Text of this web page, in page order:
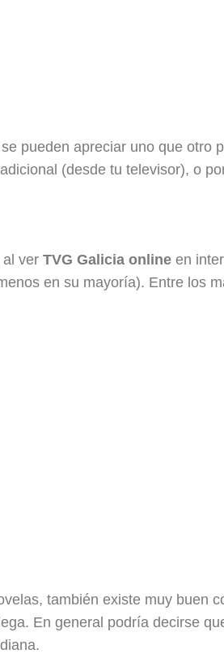
pueden apreciar uno que otro
(desde tu televisor), o
ver TVG Galicia online en
en su mayoría). Entre los
también existe muy buen
En general podría decirse